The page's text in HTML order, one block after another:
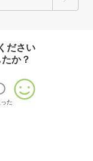
ださい
か？
た